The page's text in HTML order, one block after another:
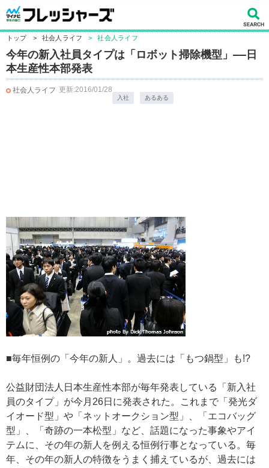
トップ > 社会人ライフ > 社会人ライフ
今年の新入社員タイプは「ロボット掃除機型」――日
本生産性本部発表
社会人ライフ 更新:2016/01/28
入社 あるある
■毎年恒例の「今年の新人」。過去には「もつ鍋型」も!?
公益財団法人日本生産性本部が毎年発表している「新入社
員のタイプ」が今月26日に発表された。これまで「発光ダ
イオード型」や「ネットオークション型」、「エコバッグ
型」、「奇跡の一本松型」など、話題になった事象やアイ
テムに、その年の新人を例える恒例行事となっている。毎
年、その年の新人の特徴をうまく捕えているが、過去には